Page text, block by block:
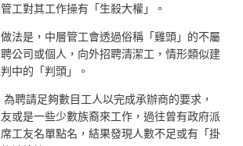
工對其工作操有「生殺大權」。
法是，中層管工會透過俗稱「雞頭」的不屬
公司或個人，向外招聘清潔工，情形類似建
中的「判頭」。
聘請足夠數目工人以完成承辦商的要求，
或是一些少數族裔來工作，過往曾有政府派
工友名單點名，結果發現人數不足或有「掛